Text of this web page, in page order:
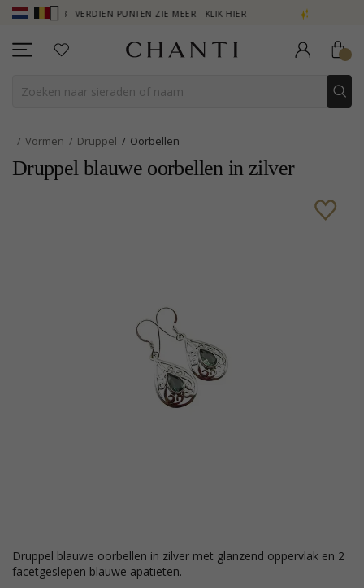
- VERDIEN PUNTEN ZIE MEER - KLIK HIER NEW COLLECTION |
Vormen Druppel Oorbellen
Druppel blauwe oorbellen in zilver
druppel blauwe oorbellen in zilver met glanzend oppervlak en 2
facetgeslepen blauwe apatieten.